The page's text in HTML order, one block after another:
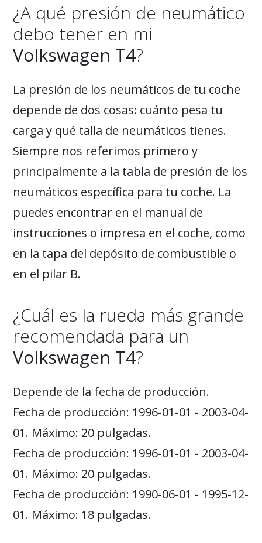
¿A qué presión de neumático
debo tener en mi
Volkswagen T4?
La presión de los neumáticos de tu coche
depende de dos cosas: cuánto pesa tu
carga y qué talla de neumáticos tienes.
Siempre nos referimos primero y
principalmente a la tabla de presión de los
neumáticos específica para tu coche. La
puedes encontrar en el manual de
instrucciones o impresa en el coche, como
en la tapa del depósito de combustible o
en el pilar B.
¿Cuál es la rueda más grande
recomendada para un
Volkswagen T4?
Depende de la fecha de producción.
Fecha de producción: 1996-01-01 - 2003-04-
01. Máximo: 20 pulgadas.
Fecha de producción: 1996-01-01 - 2003-04-
01. Máximo: 20 pulgadas.
Fecha de producción: 1990-06-01 - 1995-12-
01. Máximo: 18 pulgadas.